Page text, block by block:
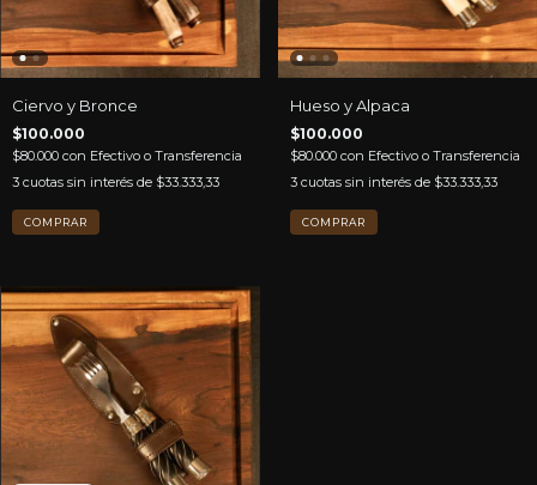
Ciervo y Bronce
$100.000
$80.000 con Efectivo o Transferencia
3 cuotas sin interés de $33.333,33
Hueso y Alpaca
$100.000
$80.000 con Efectivo o Transferencia
3 cuotas sin interés de $33.333,33